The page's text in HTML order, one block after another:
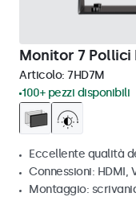
Monitor 7
Articolo: 7HD7M
100+ pezzi disponibili
Eccellente qualità
Connessioni: HDMI,
Montaggio: